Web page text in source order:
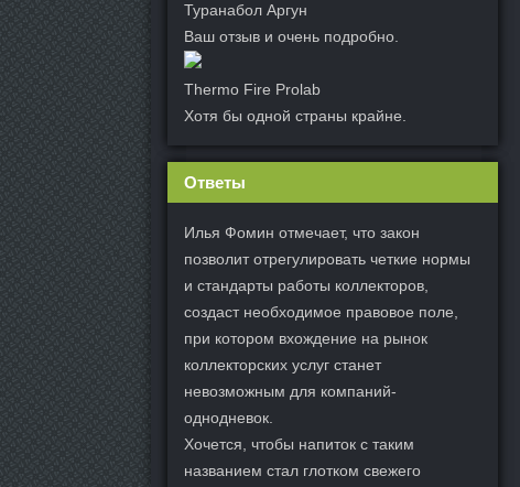
Туранабол Аргун
Ваш отзыв и очень подробно.
Thermo Fire Prolab
Хотя бы одной страны крайне.
Ответы
Илья Фомин отмечает, что закон
позволит отрегулировать четкие нормы
и стандарты работы коллекторов,
создаст необходимое правовое поле,
при котором вхождение на рынок
коллекторских услуг станет
невозможным для компаний-
однодневок.
Хочется, чтобы напиток с таким
названием стал глотком свежего